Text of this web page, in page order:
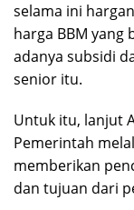
selama ini
harga BBM yang
adanya subsidi
senior itu.
Untuk itu, lanjut
Pemerintah
memberikan
dan tujuan dari